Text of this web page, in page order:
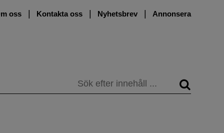
oss Kontakta oss Nyhetsbrev Annonsera
Sök